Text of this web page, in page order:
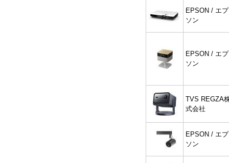
EPSON / エプ
ソン
EPSON / エプ
ソン
TVS REGZA
式会社
EPSON / エプ
ソン